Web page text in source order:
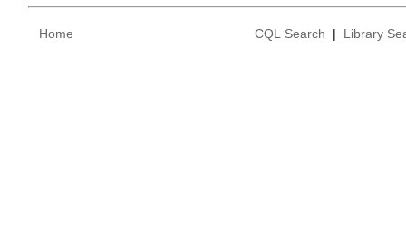
Home CQL Search | Library